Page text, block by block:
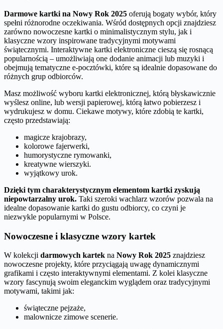
Darmowe kartki na Nowy Rok 2025 oferują bogaty wybór, który
spełni różnorodne oczekiwania. Wśród dostępnych opcji znajdziesz
zarówno nowoczesne kartki o minimalistycznym stylu, jak i
klasyczne wzory inspirowane tradycyjnymi motywami
świątecznymi. Interaktywne kartki elektroniczne cieszą się rosnącą
popularnością – umożliwiają one dodanie animacji lub muzyki i
obejmują tematyczne e-pocztówki, które są idealnie dopasowane do
różnych grup odbiorców.
Masz możliwość wyboru kartki elektronicznej, którą błyskawicznie
wyślesz online, lub wersji papierowej, którą łatwo pobierzesz i
wydrukujesz w domu. Ciekawe motywy, które zdobią te kartki,
często przedstawiają:
magicze krajobrazy,
kolorowe fajerwerki,
humorystyczne rymowanki,
kreatywne wierszyki.
wyjątkowy urok.
Dzięki tym charakterystycznym elementom kartki zyskują
niepowtarzalny urok. Taki szeroki wachlarz wzorów pozwala na
idealne dopasowanie kartki do gustu odbiorcy, co czyni je
niezwykle popularnymi w Polsce.
Nowoczesne i klasyczne wzory kartek
W kolekcji darmowych kartek na Nowy Rok 2025 znajdziesz
nowoczesne projekty, które przyciągają uwagę dynamicznymi
grafikami i często interaktywnymi elementami. Z kolei klasyczne
wzory fascynują swoim eleganckim wyglądem oraz tradycyjnymi
motywami, takimi jak:
świąteczne pejzaże,
malownicze zimowe scenerie.